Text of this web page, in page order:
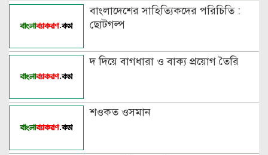
পৃথক শব্দ দ্বারা স্ত্রীলিঙ্গে পরিবর্তনের
উদাহরণ
বিভিন্ন ভাষায় লিঙ্গের উদাহরণ দাও
বাংলাদেশের সাহিত্যিকদের পরিচিতি :
ছোটগল্প
দ দিয়ে বাগধারা ও বাক্য প্রয়োগ তৈরি
শওকত ওসমান